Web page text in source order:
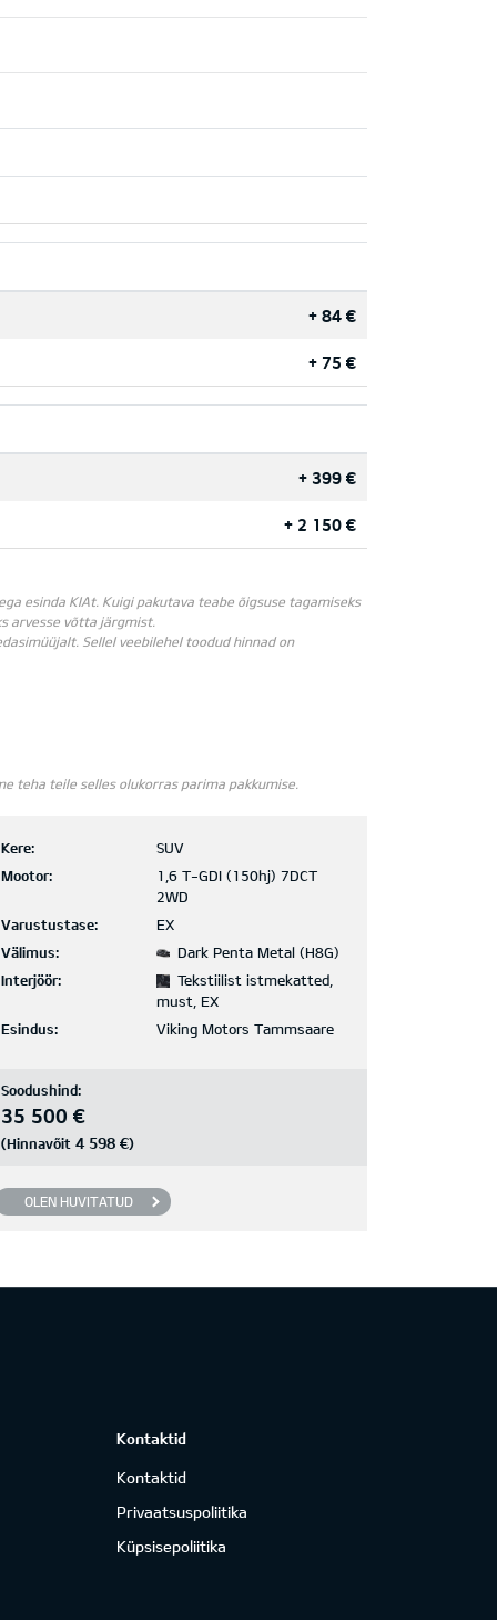
+ 84 €
+ 75 €
+ 399 €
+ 2 150 €
esinda KIAt. Kuigi pakutava teabe õigsuse tagamiseks
arvesse võtta järgmist.
Sellel veebilehel toodud hinnad on
teha teile selles olukorras parima pakkumise.
Kere:
SUV
Mootor:
1,6 T-GDI (150hj) 7DCT
2WD
Varustustase:
EX
Välimus:
Dark Penta Metal (H8G)
Interjöör:
Tekstiilist istmekatted,
must, EX
Esindus:
Viking Motors Tammsaare
Soodushind:
35 500 €
(Hinnavõit 4 598 €)
OLEN HUVITATUD
Kontaktid
Kontaktid
Privaatsuspoliitika
Küpsisepoliitika